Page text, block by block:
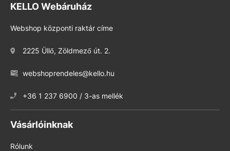
KELLO Webáruház
Webshop központi raktár címe
2225 Üllő, Zöldmező út. 2.
webshoprendeles@kello.hu
+36 1 237 6900 / 3-as mellék
Vásárlóinknak
Rólunk